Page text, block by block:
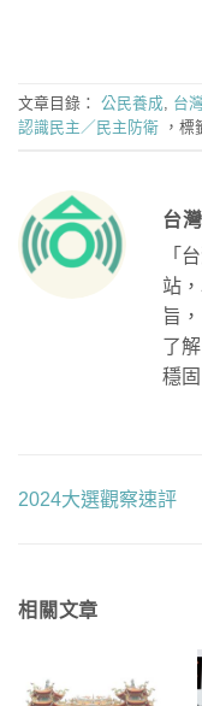
文章目錄： 公民養成 台
認識民主／民主防衛 ，標
台
「
站
旨
了
穩
2024大選觀察速評
相關文章